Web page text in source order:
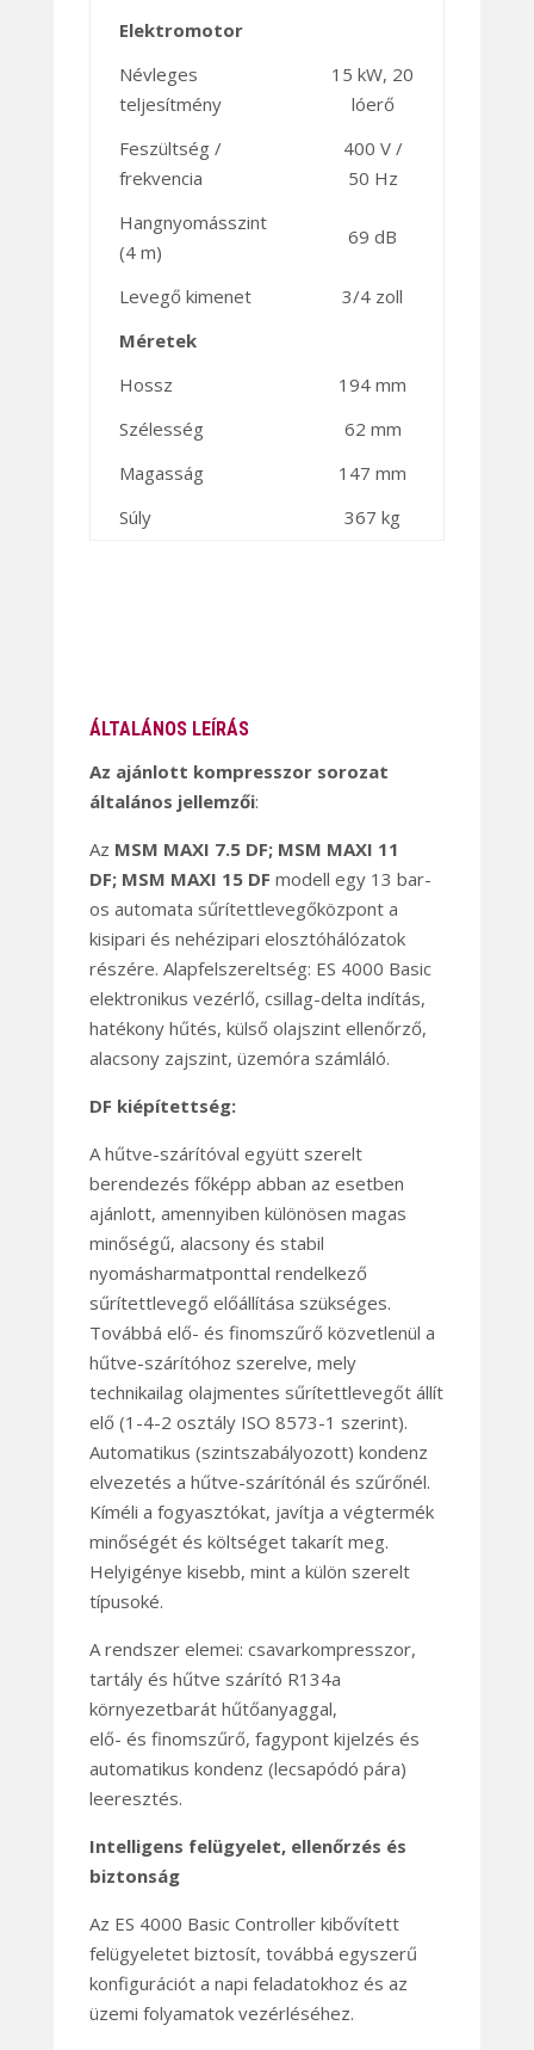
Elektromotor
Névleges
teljesítmény
15 kW, 20
lóerő
Feszültség /
frekvencia
400 V /
50 Hz
Hangnyomásszint
(4 m)
69 dB
Levegő kimenet
3/4 zoll
Méretek
Hossz
194 mm
Szélesség
62 mm
Magasság
147 mm
Súly
367 kg
ÁLTALÁNOS LEÍRÁS
Az ajánlott kompresszor sorozat
általános jellemzői:
Az MSM MAXI 7.5 DF; MSM MAXI 11
DF; MSM MAXI 15 DF modell egy 13 bar-
os automata sűrítettlevegőközpont a
kisipari és nehézipari elosztóhálózatok
részére. Alapfelszereltség: ES 4000 Basic
elektronikus vezérlő, csillag-delta indítás,
hatékony hűtés, külső olajszint ellenőrző,
alacsony zajszint, üzemóra számláló.
DF kiépítettség:
A hűtve-szárítóval együtt szerelt
berendezés főképp abban az esetben
ajánlott, amennyiben különösen magas
minőségű, alacsony és stabil
nyomásharmatponttal rendelkező
sűrítettlevegő előállítása szükséges.
Továbbá elő- és finomszűrő közvetlenül a
hűtve-szárítóhoz szerelve, mely
technikailag olajmentes sűrítettlevegőt állít
elő (1-4-2 osztály ISO 8573-1 szerint).
Automatikus (szintszabályozott) kondenz
elvezetés a hűtve-szárítónál és szűrőnél.
Kíméli a fogyasztókat, javítja a végtermék
minőségét és költséget takarít meg.
Helyigénye kisebb, mint a külön szerelt
típusoké.
A rendszer elemei: csavarkompresszor,
tartály és hűtve szárító R134a
környezetbarát hűtőanyaggal,
elő- és finomszűrő, fagypont kijelzés és
automatikus kondenz (lecsapódó pára)
leeresztés.
Intelligens felügyelet, ellenőrzés és
biztonság
Az ES 4000 Basic Controller kibővített
felügyeletet biztosít, továbbá egyszerű
konfigurációt a napi feladatokhoz és az
üzemi folyamatok vezérléséhez.